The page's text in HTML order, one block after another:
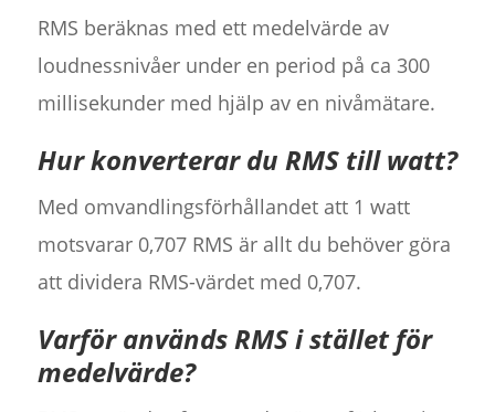
RMS beräknas med ett medelvärde av
loudnessnivåer under en period på ca 300
millisekunder med hjälp av en nivåmätare.
Hur konverterar du RMS till watt?
Med omvandlingsförhållandet att 1 watt
motsvarar 0,707 RMS är allt du behöver göra
att dividera RMS-värdet med 0,707.
Varför används RMS i stället för
medelvärde?